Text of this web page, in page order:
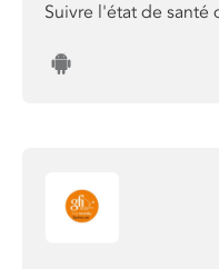
Suivre l'état de santé